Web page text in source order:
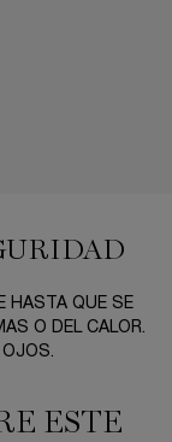
HASTA QUE SE
O DEL CALOR.
OJOS.
ESTE